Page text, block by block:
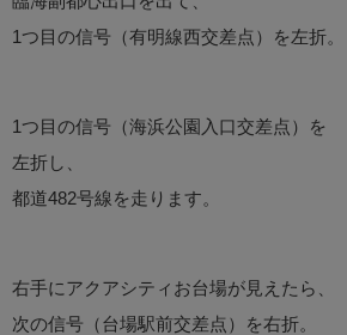
1つ目の信号（有明線西交差点）を左折。
1つ目の信号（海浜公園入口交差点）を
左折し、
都道482号線を走ります。
右手にアクアシティお台場が見えたら、
次の信号（台場駅前交差点）を右折。